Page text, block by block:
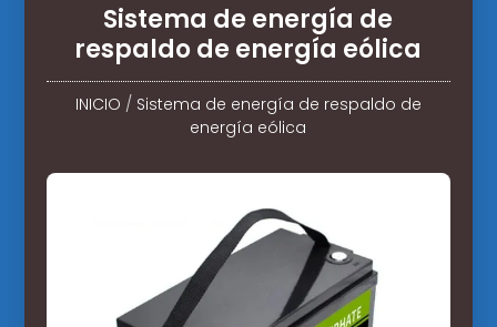
Sistema de energía de
respaldo de energía eólica
INICIO / Sistema de energía de respaldo de
energía eólica